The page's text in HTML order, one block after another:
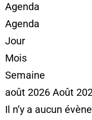
Agenda
Agenda
Jour
Mois
Semaine
août 2026 Août
Il n’y a aucun